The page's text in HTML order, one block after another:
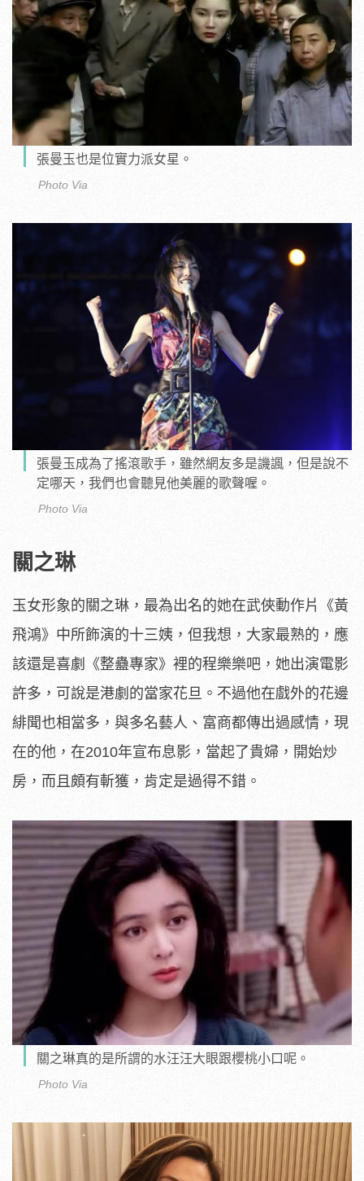
張曼玉也是位實力派女星。
Photo Via
張曼玉成為了搖滾歌手，雖然網友多是譏諷，但是說不
定哪天，我們也會聽見他美麗的歌聲喔。
Photo Via
關之琳
玉女形象的關之琳，最為出名的她在武俠動作片《黃
飛鴻》中所飾演的十三姨，但我想，大家最熟的，應
該還是喜劇《整蠱專家》裡的程樂樂吧，她出演電影
許多，可說是港劇的當家花旦。不過他在戲外的花邊
緋聞也相當多，與多名藝人、富商都傳出過感情，現
在的他，在2010年宣布息影，當起了貴婦，開始炒
房，而且頗有斬獲，肯定是過得不錯。
關之琳真的是所謂的水汪汪大眼跟櫻桃小口呢。
Photo Via